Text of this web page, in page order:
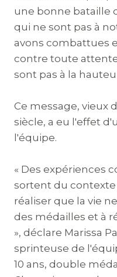
une bonne bataille
qui ne sont pas à
avons combattues
contre toute
sont pas à la
Ce message, vieux
siècle, a eu l'effet
l'équipe.
« Des expériences
sortent du
réaliser que la vie
des médailles et à
», déclare Marissa
sprinteuse de
10 ans, double